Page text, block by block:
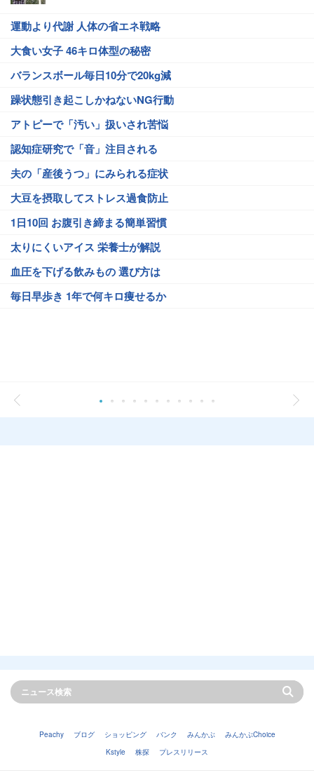
運動より代謝 人体の省エネ戦略
大食い女子 46キロ体型の秘密
バランスボール毎日10分で20kg減
躁状態引き起こしかねないNG行動
アトピーで「汚い」扱いされ苦悩
認知症研究で「音」注目される
夫の「産後うつ」にみられる症状
大豆を摂取してストレス過食防止
1日10回 お腹引き締まる簡単習慣
太りにくいアイス 栄養士が解説
血圧を下げる飲みもの 選び方は
毎日早歩き 1年で何キロ痩せるか
Peachy ブログ ショッピング バンク みんかぶ
みんかぶChoice
Kstyle
株探 プレスリリース